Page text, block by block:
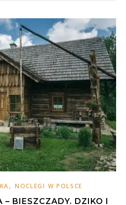
, NOCLEGI W POLSCE
– BIESZCZADY. DZIKO I